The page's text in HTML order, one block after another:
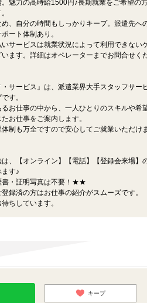
。魅力の高時給1500円♪長期就業をご希望の
、自分の時間もしっかりキープ。派遣先へ
ート体制あり。
サービスは就業状況によって利用できない
います。詳細はオペレーターまでお問合せく
・サービス』は、派遣業界大手スタッフサー
す。
お仕事の中から、一人ひとりのスキルや希
お仕事をご案内します。
制も万全ですので安心してご就業いただけ
、【オンライン】【電話】【登録会来場】
す♪
・証明写真は不要！★★
登録済の方はお仕事の紹介がスムーズです。
ちしています。
キープ